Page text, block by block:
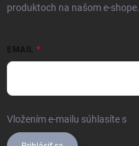
produktoch na našom e-shope.
EMAIL
Vložením e-mailu súhlasíte s